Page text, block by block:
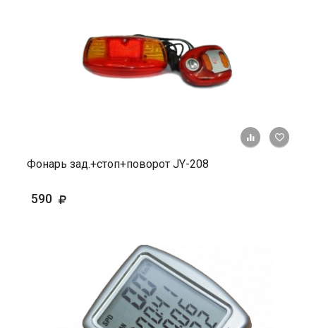
+ К
Фонарь зад.+стоп+поворот JY-208
590